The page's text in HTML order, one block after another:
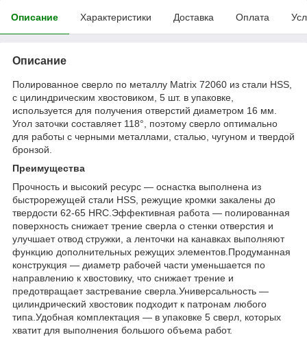
Описание Характеристики Доставка Оплата
Описание
Полированное сверло по металлу Matrix 72060 из стали HSS,
с цилиндрическим хвостовиком, 5 шт. в упаковке,
используется для получения отверстий диаметром 16 мм.
Угол заточки составляет 118°, поэтому сверло оптимально
для работы с черными металлами, сталью, чугуном и твердой
бронзой.
Преимущества
Прочность и высокий ресурс — оснастка выполнена из
быстрорежущей стали HSS, режущие кромки закалены до
твердости 62-65 HRC.Эффективная работа — полированная
поверхность снижает трение сверла о стенки отверстия и
улучшает отвод стружки, а ленточки на канавках выполняют
функцию дополнительных режущих элементов.Продуманная
конструкция — диаметр рабочей части уменьшается по
направлению к хвостовику, что снижает трение и
предотвращает застревание сверла.Универсальность —
цилиндрический хвостовик подходит к патронам любого
типа.Удобная комплектация — в упаковке 5 сверл, которых
хватит для выполнения большого объема работ.